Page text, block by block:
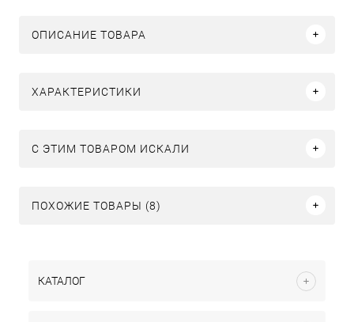
ОПИСАНИЕ ТОВАРА
ХАРАКТЕРИСТИКИ
C ЭТИМ ТОВАРОМ ИСКАЛИ
ПОХОЖИЕ ТОВАРЫ (8)
КАТАЛОГ